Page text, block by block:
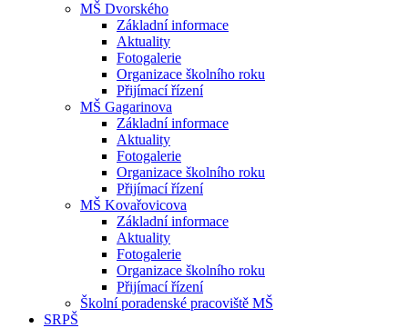
MŠ Dvorského
Základní informace
Aktuality
Fotogalerie
Organizace školního roku
Přijímací řízení
MŠ Gagarinova
Základní informace
Aktuality
Fotogalerie
Organizace školního roku
Přijímací řízení
MŠ Kovařovicova
Základní informace
Aktuality
Fotogalerie
Organizace školního roku
Přijímací řízení
Školní poradenské pracoviště MŠ
SRPŠ